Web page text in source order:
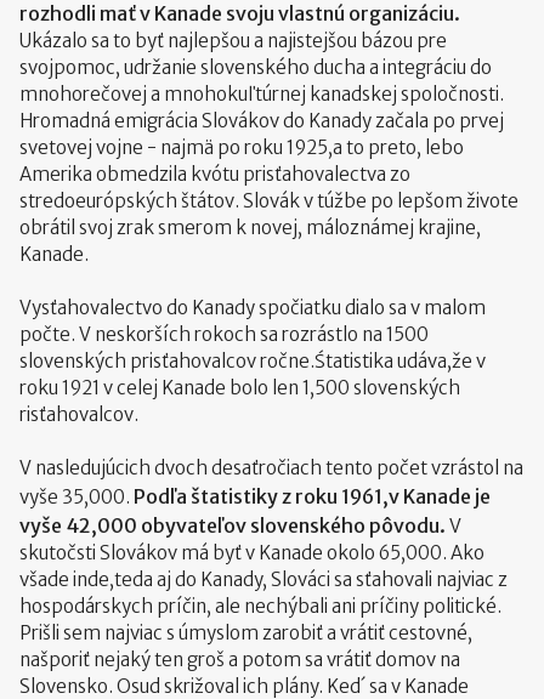
rozhodli mať v Kanade svoju vlastnú organizáciu.
Ukázalo sa to byť najlepšou a najistejšou bázou pre
svojpomoc, udržanie slovenského ducha a integráciu do
mnohorečovej a mnohokuľtúrnej kanadskej spoločnosti.
Hromadná emigrácia Slovákov do Kanady začala po prvej
svetovej vojne - najmä po roku 1925,a to preto, lebo
Amerika obmedzila kvótu prisťahovalectva zo
stredoeurópských štátov. Slovák v túžbe po lepšom živote
obrátil svoj zrak smerom k novej, máloznámej krajine,
Kanade.
Vysťahovalectvo do Kanady spočiatku dialo sa v malom
počte. V neskorších rokoch sa rozrástlo na 1500
slovenských prisťahovalcov ročne.Śtatistika udáva,že v
roku 1921 v celej Kanade bolo len 1,500 slovenských
risťahovalcov.
V nasledujúcich dvoch desaťročiach tento počet vzrástol na
vyše 35,000. Podľa štatistiky z roku 1961,v Kanade je
vyše 42,000 obyvateľov slovenského pôvodu. V
skutočsti Slovákov má byť v Kanade okolo 65,000. Ako
všade inde,teda aj do Kanady, Slováci sa sťahovali najviac z
hospodárskych príčin, ale nechýbali ani príčiny politické.
Prišli sem najviac s úmyslom zarobiť a vrátiť cestovné,
našporiť nejaký ten groš a potom sa vrátiť domov na
Slovensko. Osud skrižoval ich plány. Ked´ sa v Kanade